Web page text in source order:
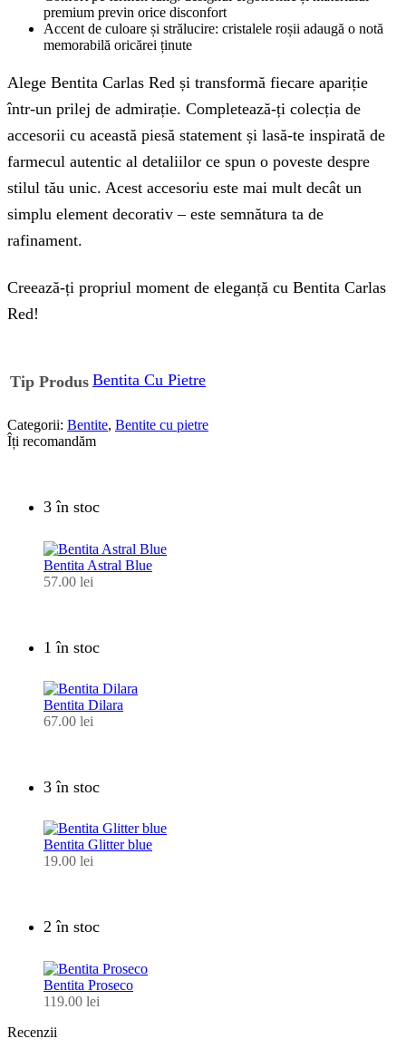
premium previn orice disconfort
Accent de culoare și strălucire: cristalele roșii adaugă o notă
memorabilă oricărei ținute
Alege Bentita Carlas Red și transformă fiecare apariție
într-un prilej de admirație. Completează-ți colecția de
accesorii cu această piesă statement și lasă-te inspirată de
farmecul autentic al detaliilor ce spun o poveste despre
stilul tău unic. Acest accesoriu este mai mult decât un
simplu element decorativ – este semnătura ta de
rafinament.
Creează-ți propriul moment de eleganță cu Bentita Carlas
Red!
Tip Produs Bentita Cu Pietre
Categorii: Bentite, Bentite cu pietre
Îți recomandăm
3 în stoc
Bentita Astral Blue
57.00 lei
1 în stoc
Bentita Dilara
67.00 lei
3 în stoc
Bentita Glitter blue
19.00 lei
2 în stoc
Bentita Proseco
119.00 lei
Recenzii